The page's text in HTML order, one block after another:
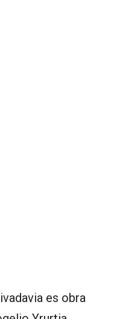
es obra